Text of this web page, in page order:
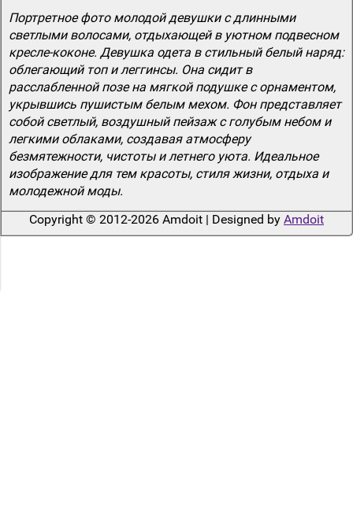
Портретное фото молодой девушки с длинными
светлыми волосами, отдыхающей в уютном подвесном
кресле-коконе. Девушка одета в стильный белый наряд:
облегающий топ и леггинсы. Она сидит в
расслабленной позе на мягкой подушке с орнаментом,
укрывшись пушистым белым мехом. Фон представляет
собой светлый, воздушный пейзаж с голубым небом и
легкими облаками, создавая атмосферу
безмятежности, чистоты и летнего уюта. Идеальное
изображение для тем красоты, стиля жизни, отдыха и
молодежной моды.
Copyright © 2012-2026 Amdoit | Designed by Amdoit